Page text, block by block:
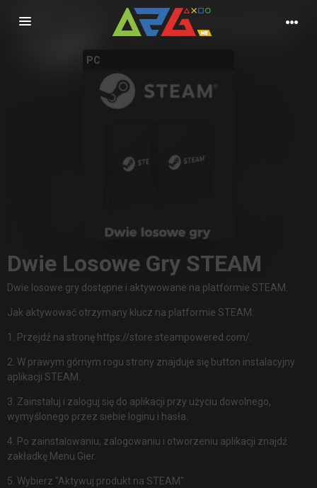
Nawigacja
PC
Dwie Losowe Gry STEAM
Dwie losowe gry dostępne i aktywowane na platformie STEAM.
Jak aktywować otrzymany klucz na platformie STEAM:
1. Przejdź na stronę https://store.steampowered.com/.
2. W prawym górnym rogu strony znajduje się button instalacyjny
aplikacji STEAM.
3. Zainstaluj i zaloguj się do aplikacji przy użyciu dowolnego,
wymyślonego przez siebie loginu i hasła.
4. Po zainstalowaniu, zalogowaniu i otworzeniu aplikacji znajdź
zakładkę Menu Gier.
5. Wybierz "Aktywuj produkt na STEAM"